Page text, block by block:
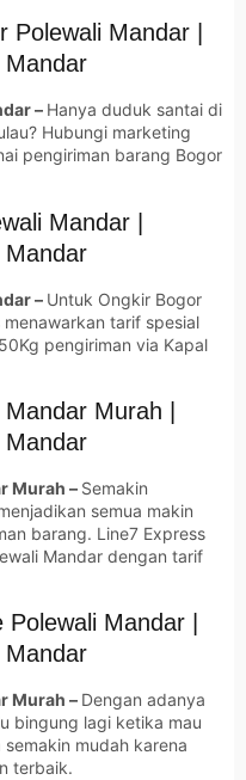
Mandar |
Mandar
– Hanya duduk santai di
Hubungi marketing
pengiriman barang Bogor
Mandar |
Mandar
– Untuk Ongkir Bogor
tarif spesial
pengiriman via Kapal
Murah |
Mandar
Murah – Semakin
semua makin
barang. Line7 Express
Mandar dengan tarif
Mandar |
Mandar
Murah – Dengan adanya
bingung lagi ketika mau
mudah karena
terbaik.